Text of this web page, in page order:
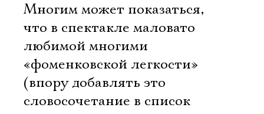
Многим может показаться,
что в спектакле маловато
любимой многими
«фоменковской легкости»
(впору добавлять это
словосочетание в список